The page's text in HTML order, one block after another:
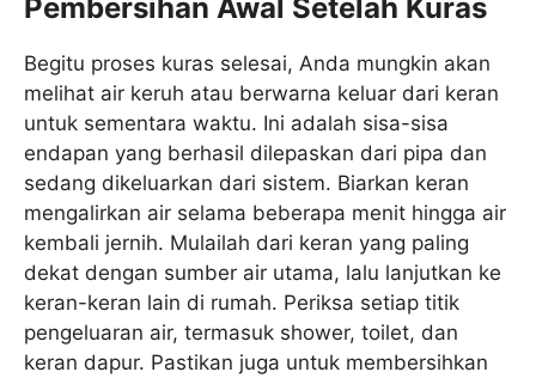
Pembersihan Awal Setelah Kuras
Begitu proses kuras selesai, Anda mungkin akan
melihat air keruh atau berwarna keluar dari keran
untuk sementara waktu. Ini adalah sisa-sisa
endapan yang berhasil dilepaskan dari pipa dan
sedang dikeluarkan dari sistem. Biarkan keran
mengalirkan air selama beberapa menit hingga air
kembali jernih. Mulailah dari keran yang paling
dekat dengan sumber air utama, lalu lanjutkan ke
keran-keran lain di rumah. Periksa setiap titik
pengeluaran air, termasuk shower, toilet, dan
keran dapur. Pastikan juga untuk membersihkan